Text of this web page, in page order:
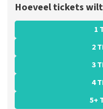
Hoeveel tickets
1
2
3
4
5+